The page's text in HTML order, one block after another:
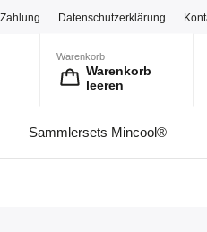
Datenschutzerklärung
Warenkorb
Warenkorb
leeren
Sammlersets Mincool®